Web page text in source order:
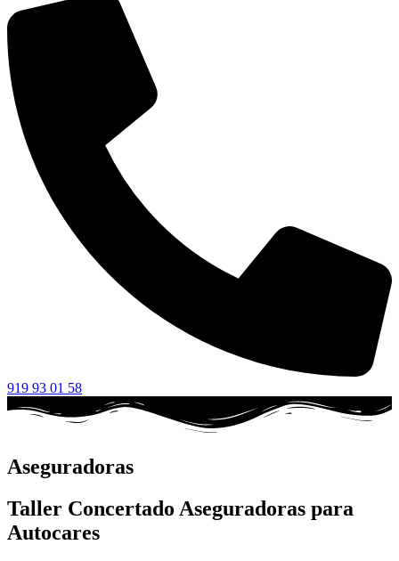
919 93 01 58
Aseguradoras
Taller Concertado Aseguradoras para
Autocares